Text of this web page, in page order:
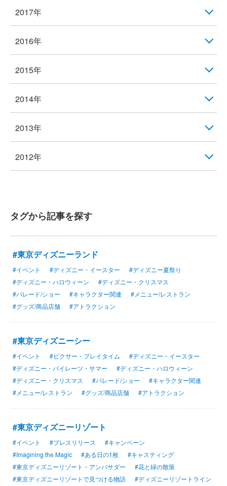
2017年
2016年
2015年
2014年
2013年
2012年
タグから記事を探す
#東京ディズニーランド
#イベント #ディズニー・イースター
#ディズニー夏祭り
#ディズニー・ハロウィーン
#ディズニー・クリスマス
#パレード/ショー
#キャラクター関連
#メニュー/レストラン
#グッズ/商品店舗
#アトラクション
#東京ディズニーシー
#イベント #ピクサー・プレイタイム
#ディズニー・イースター
#ディズニー・パイレーツ・サマー
#ディズニー・ハロウィーン
#ディズニー・クリスマス
#パレード/ショー
#キャラクター関連
#メニュー/レストラン
#グッズ/商品店舗 #アトラクション
#東京ディズニーリゾート
#イベント #プレスリリース
#キャンペーン
#Imagining the Magic
#ある日の1枚
#キャスティング
#東京ディズニーリゾート・アンバサダー
#花と緑の散策
#東京ディズニーリゾートで見つける物語
#ディズニーリゾートライン